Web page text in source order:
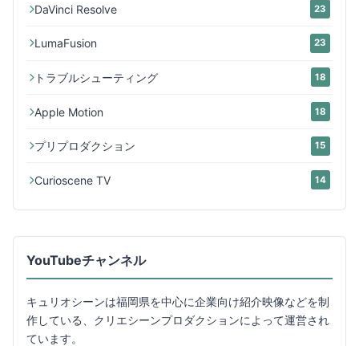
DaVinci Resolve 23
LumaFusion 23
トラブルシューティング 18
Apple Motion 18
プリプロダクション 15
Curioscene TV 14
YouTubeチャンネル
キュリオシーンは福岡県を中心に企業向け紹介映像などを制
作している、クリエシーンプロダクションによって運営され
ています。